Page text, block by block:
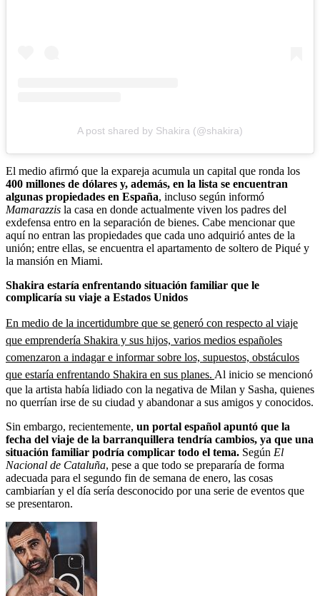
A post shared by Shakira (@shakira)
El medio afirmó que la expareja acumula un capital que ronda los
400 millones de dólares y, además, en la lista se encuentran
algunas propiedades en España, incluso según informó
Mamarazzis la casa en donde actualmente viven los padres del
exdefensa entro en la separación de bienes. Cabe mencionar que
aquí no entran las propiedades que cada uno adquirió antes de la
unión; entre ellas, se encuentra el apartamento de soltero de Piqué y
la mansión en Miami.
Shakira estaría enfrentando situación familiar que le
complicaría su viaje a Estados Unidos
En medio de la incertidumbre que se generó con respecto al viaje
que emprendería Shakira y sus hijos, varios medios españoles
comenzaron a indagar e informar sobre los, supuestos, obstáculos
que estaría enfrentando Shakira en sus planes. Al inicio se mencionó
que la artista había lidiado con la negativa de Milan y Sasha, quienes
no querrían irse de su ciudad y abandonar a sus amigos y conocidos.
Sin embargo, recientemente, un portal español apuntó que la
fecha del viaje de la barranquillera tendría cambios, ya que una
situación familiar podría complicar todo el tema. Según El
Nacional de Cataluña, pese a que todo se prepararía de forma
adecuada para el segundo fin de semana de enero, las cosas
cambiarían y el día sería desconocido por una serie de eventos que
se presentaron.